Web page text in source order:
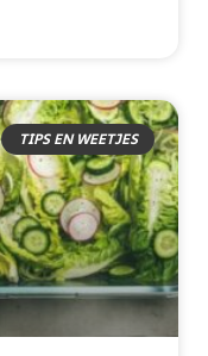
TIPS EN WEETJES